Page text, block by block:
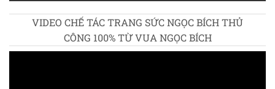
VIDEO CHẾ TÁC TRANG SỨC NGỌC BÍCH THỦ
CÔNG 100% TỪ VUA NGỌC BÍCH